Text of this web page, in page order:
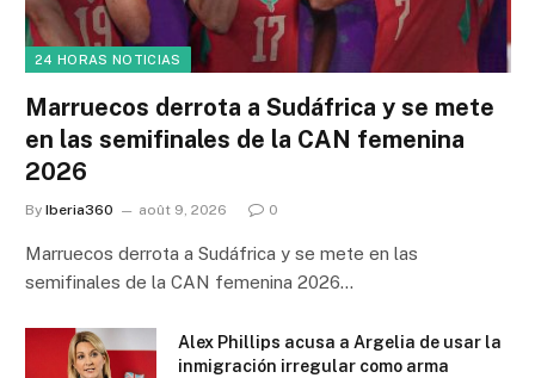
24 HORAS NOTICIAS
Marruecos derrota a Sudáfrica y se mete
en las semifinales de la CAN femenina
2026
By Iberia360 août 9, 2026 0
Marruecos derrota a Sudáfrica y se mete en las
semifinales de la CAN femenina 2026…
Alex Phillips acusa a Argelia de usar la
inmigración irregular como arma